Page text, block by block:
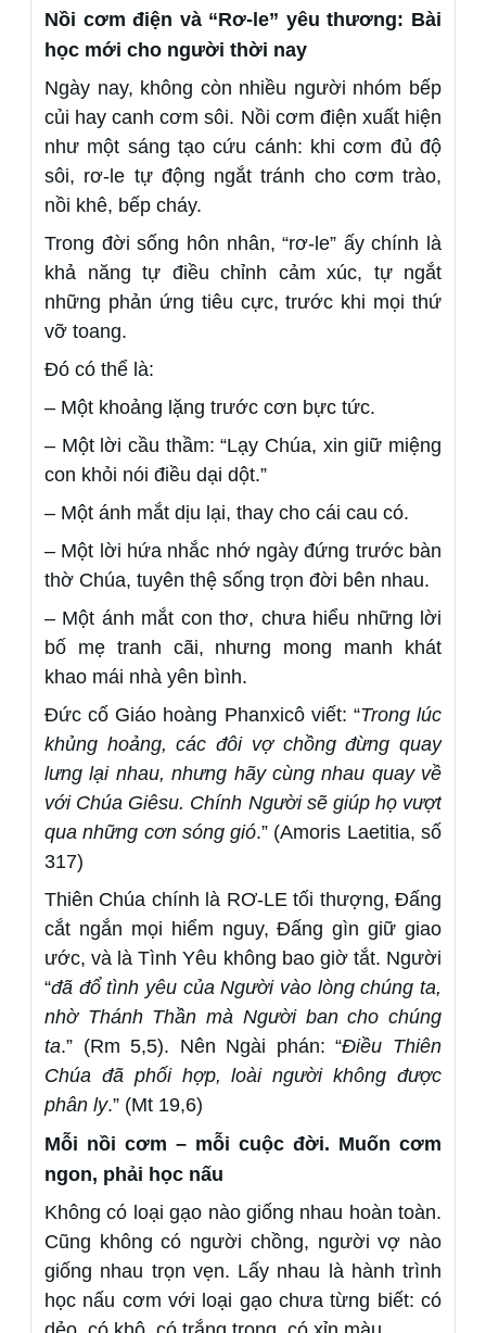
Nồi cơm điện và “Rơ-le” yêu thương: Bài
học mới cho người thời nay
Ngày nay, không còn nhiều người nhóm bếp
củi hay canh cơm sôi. Nồi cơm điện xuất hiện
như một sáng tạo cứu cánh: khi cơm đủ độ
sôi, rơ-le tự động ngắt tránh cho cơm trào,
nồi khê, bếp cháy.
Trong đời sống hôn nhân, “rơ-le” ấy chính là
khả năng tự điều chỉnh cảm xúc, tự ngắt
những phản ứng tiêu cực, trước khi mọi thứ
vỡ toang.
Đó có thể là:
– Một khoảng lặng trước cơn bực tức.
– Một lời cầu thầm: “Lạy Chúa, xin giữ miệng
con khỏi nói điều dại dột.”
– Một ánh mắt dịu lại, thay cho cái cau có.
– Một lời hứa nhắc nhớ ngày đứng trước bàn
thờ Chúa, tuyên thệ sống trọn đời bên nhau.
– Một ánh mắt con thơ, chưa hiểu những lời
bố mẹ tranh cãi, nhưng mong manh khát
khao mái nhà yên bình.
Đức cố Giáo hoàng Phanxicô viết: “Trong lúc
khủng hoảng, các đôi vợ chồng đừng quay
lưng lại nhau, nhưng hãy cùng nhau quay về
với Chúa Giêsu. Chính Người sẽ giúp họ vượt
qua những cơn sóng gió.” (Amoris Laetitia, số
317)
Thiên Chúa chính là RƠ-LE tối thượng, Đấng
cắt ngắn mọi hiểm nguy, Đấng gìn giữ giao
ước, và là Tình Yêu không bao giờ tắt. Người
“đã đổ tình yêu của Người vào lòng chúng ta,
nhờ Thánh Thần mà Người ban cho chúng
ta.” (Rm 5,5). Nên Ngài phán: “Điều Thiên
Chúa đã phối hợp, loài người không được
phân ly.” (Mt 19,6)
Mỗi nồi cơm – mỗi cuộc đời. Muốn cơm
ngon, phải học nấu
Không có loại gạo nào giống nhau hoàn toàn.
Cũng không có người chồng, người vợ nào
giống nhau trọn vẹn. Lấy nhau là hành trình
học nấu cơm với loại gạo chưa từng biết: có